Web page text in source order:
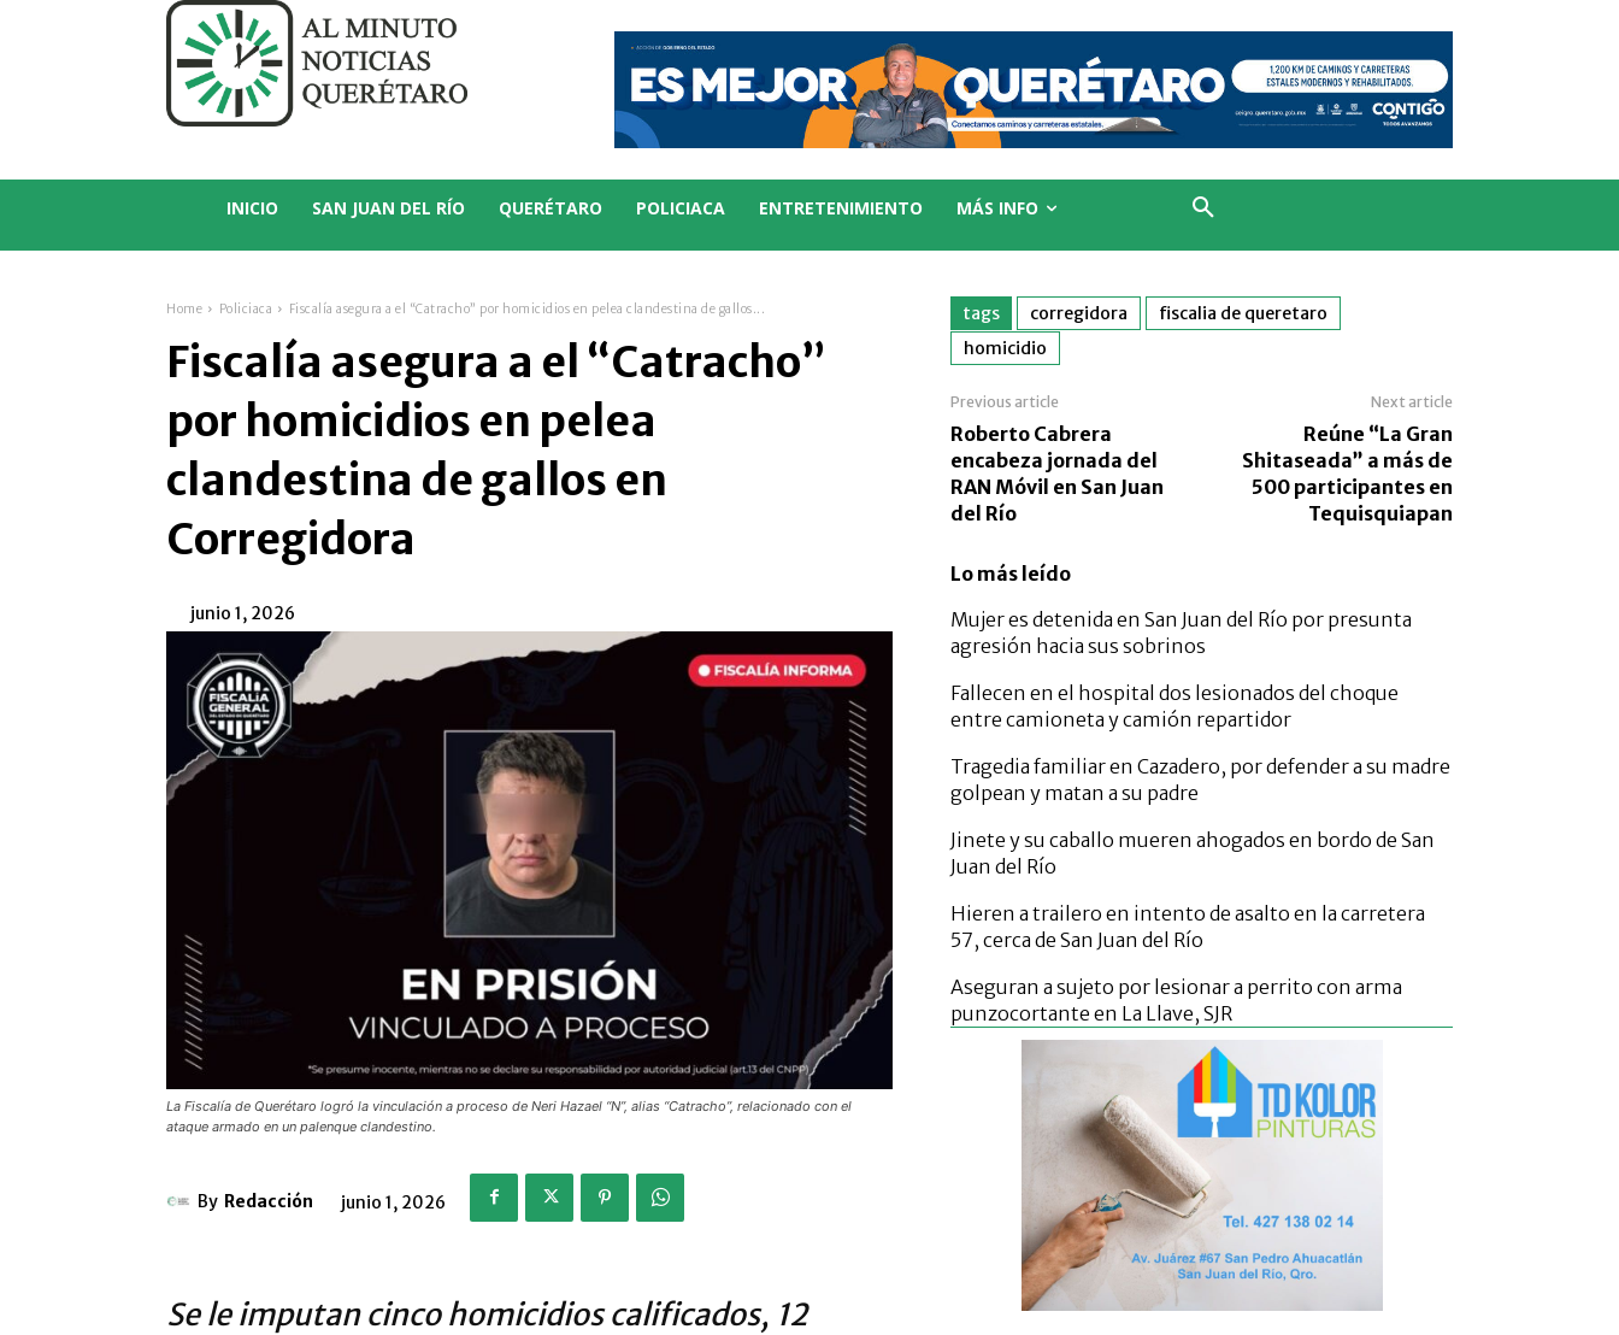
INICIO SAN JUAN DEL RÍO QUERÉTARO POLICIACA ENTRETENIMIENTO MÁS INFO
Home Policiaca Fiscalía asegura a el “Catracho” por homicidios en pelea clandestina de gallos...
Fiscalía asegura a el “Catracho”
por homicidios en pelea
clandestina de gallos en
Corregidora
junio 1, 2026
La Fiscalía de Querétaro logró la vinculación a proceso de Neri Hazael “N”, alias “Catracho”, relacionado con el
ataque armado en un palenque clandestino.
By Redacción junio 1, 2026
Se le imputan cinco homicidios calificados, 12
tags corregidora
fiscalia de queretaro
homicidio
Previous article
Roberto Cabrera
encabeza jornada del
RAN Móvil en San Juan
del Río
Next article
Reúne “La Gran
Shitaseada” a más de
500 participantes en
Tequisquiapan
Lo más leído
Mujer es detenida en San Juan del Río por presunta
agresión hacia sus sobrinos
Fallecen en el hospital dos lesionados del choque
entre camioneta y camión repartidor
Tragedia familiar en Cazadero, por defender a su madre
golpean y matan a su padre
Jinete y su caballo mueren ahogados en bordo de San
Juan del Río
Hieren a trailero en intento de asalto en la carretera
57, cerca de San Juan del Río
Aseguran a sujeto por lesionar a perrito con arma
punzocortante en La Llave, SJR